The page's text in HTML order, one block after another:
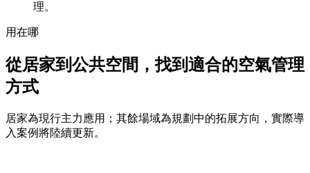
理。
用在哪
從居家到公共空間，找到適合的空氣管理
方式
居家為現行主力應用；其餘場域為規劃中的拓展方向，實際導
入案例將陸續更新。